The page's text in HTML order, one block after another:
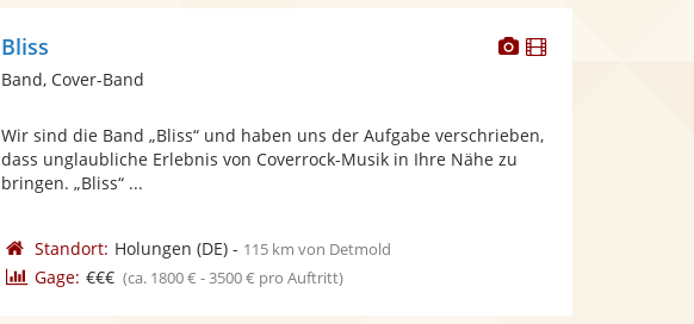
Dieser
bereit.
Dieser
Bliss
Band, Cover-Band
Wir sind die Band „Bliss“ und haben uns der Aufgabe verschrieben,
dass unglaubliche Erlebnis von Coverrock-Musik in Ihre Nähe zu
bringen. „Bliss“ ...
Standort: Holungen (DE)- 115 km von Detmold
Gage: €€€ (ca. 1800 € - 3500 € pro Auftritt)